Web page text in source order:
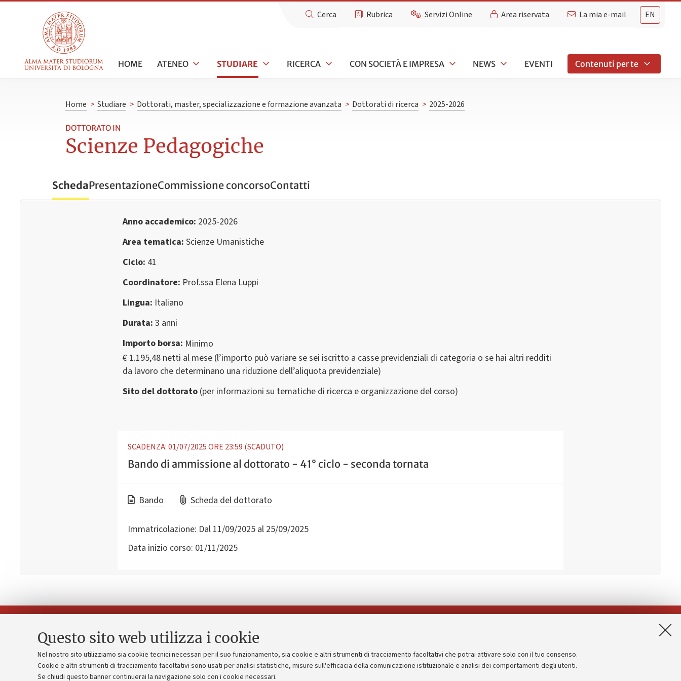
Questo sito web utilizza i cookie
Nel nostro sito utilizziamo sia cookie tecnici necessari per il suo funzionamento, sia cookie e altri strumenti di tracciamento facoltativi che potrai attivare solo con il tuo consenso.
Cookie e altri strumenti di tracciamento facoltativi sono usati per analisi statistiche, misure sull'efficacia della comunicazione istituzionale e analisi dei comportamenti degli utenti.
Se chiudi questo banner continuerai la navigazione solo con i cookie necessari.
EN
Cerca Rubrica Servizi Online Area riservata La mia e-mail
HOME ATENEO STUDIARE RICERCA CON SOCIETÀ E IMPRESA NEWS EVENTI Contenuti per te
Home > Studiare > Dottorati, master, specializzazione e formazione avanzata > Dottorati di ricerca > 2025-2026
DOTTORATO IN
Scienze Pedagogiche
SchedaPresentazioneCommissione concorsoContatti
Anno accademico 2025-2026
Area tematica Scienze Umanistiche
Ciclo 41
Coordinatore Prof.ssa Elena Luppi
Lingua Italiano
Durata 3 anni
Importo borsa Minimo
€ 1.195,48 netti al mese (l’importo può variare se sei iscritto a casse previdenziali di categoria o se hai altri redditi
da lavoro che determinano una riduzione dell’aliquota previdenziale)
Sito del dottorato (per informazioni su tematiche di ricerca e organizzazione del corso)
SCADENZA: 01/07/2025 ORE 23:59 (SCADUTO)
Bando di ammissione al dottorato - 41° ciclo - seconda tornata
Bando Scheda del dottorato
Immatricolazione: Dal 11/09/2025 al 25/09/2025
Data inizio corso: 01/11/2025
Contatti e PEC
Piano strategico
Bandi, gare e concorsi
Informazioni sul sito e accessibilità